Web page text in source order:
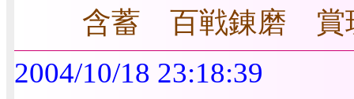
含蓄 百戦錬磨
2004/10/18 23:18:39